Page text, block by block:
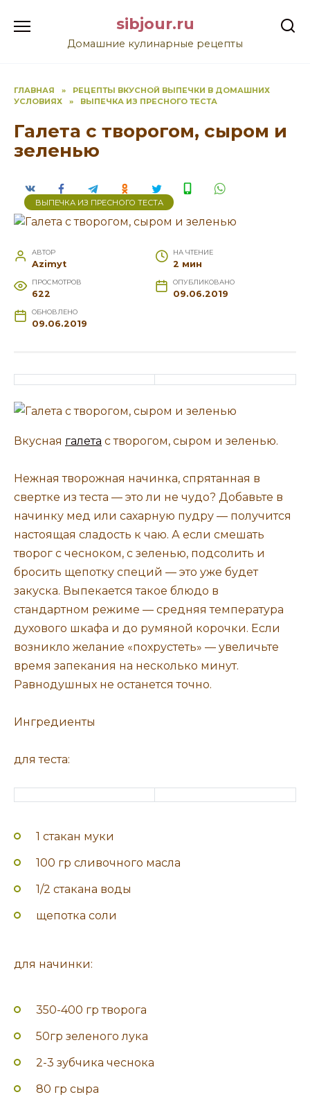
содержанию
sibjour.ru
Домашние кулинарные рецепты
ГЛАВНАЯ »
РЕЦЕПТЫ ВКУСНОЙ ВЫПЕЧКИ В ДОМАШНИХ
УСЛОВИЯХ
» ВЫПЕЧКА ИЗ ПРЕСНОГО ТЕСТА
Галета с творогом, сыром и
зеленью
ВЫПЕЧКА ИЗ ПРЕСНОГО ТЕСТА
АВТОР
Azimyt
НА ЧТЕНИЕ
2 мин
ПРОСМОТРОВ
622
ОПУБЛИКОВАНО
09.06.2019
ОБНОВЛЕНО
09.06.2019
Вкусная галета с творогом, сыром и зеленью.
Нежная творожная начинка, спрятанная в
свертке из теста — это ли не чудо? Добавьте в
начинку мед или сахарную пудру — получится
настоящая сладость к чаю. А если смешать
творог с чесноком, c зеленью, подсолить и
бросить щепотку специй — это уже будет
закуска. Выпекается такое блюдо в
стандартном режиме — средняя температура
духового шкафа и до румяной корочки. Если
возникло желание «похрустеть» — увеличьте
время запекания на несколько минут.
Равнодушных не останется точно.
Ингредиенты
для теста:
1 стакан муки
100 гр сливочного масла
1/2 стакана воды
щепотка соли
для начинки:
350-400 гр творога
50гр зеленого лука
2-3 зубчика чеснока
80 гр сыра